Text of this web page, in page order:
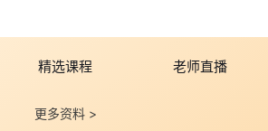
精选课程 老师直播
更多资料 >